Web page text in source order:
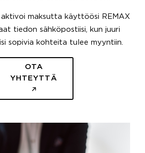
maksutta käyttöösi REMAX
tiedon sähköpostiisi, kun juuri
sopivia kohteita tulee myyntiin.
OTA
YHTEYTTÄ